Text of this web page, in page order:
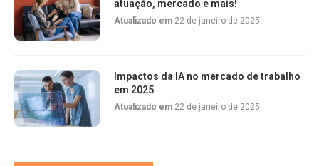
atuação, mercado e mais!
Atualizado em 22 de janeiro de 2025
Impactos da IA no mercado de trabalho
em 2025
Atualizado em 22 de janeiro de 2025